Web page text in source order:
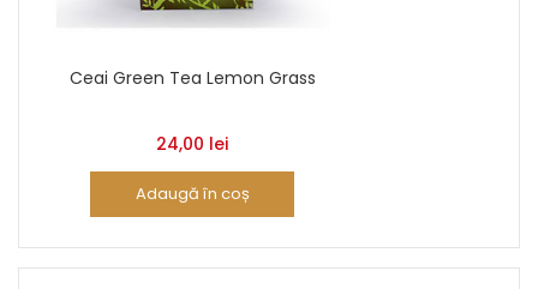
Ceai Green Tea Lemon Grass
24,00 lei
Adaugă în coș